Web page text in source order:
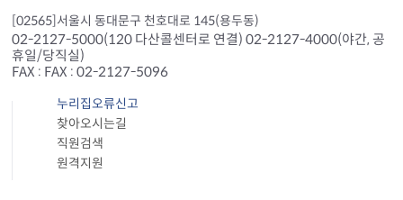
[02565]서울시 동대문구 천호대로 145(용두동)
02-2127-5000(120 다산콜센터로 연결) 02-2127-4000(야간, 공
휴일/당직실)
FAX : FAX : 02-2127-5096
누리집오류신고
찾아오시는길
직원검색
원격지원